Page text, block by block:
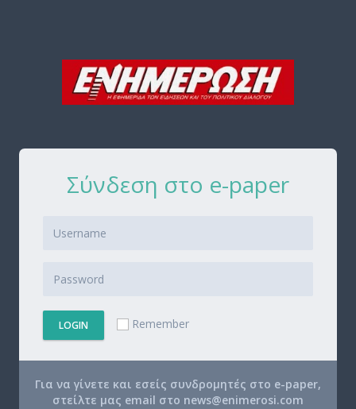
Σύνδεση στο e-paper
LOGIN Remember
Για να γίνετε και εσείς συνδρομητές στο e-paper,
στείλτε μας email στο news@enimerosi.com